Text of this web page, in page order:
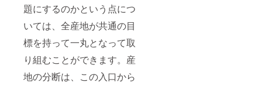
題にするのかという点につ
いては、全産地が共通の目
標を持って一丸となって取
り組むことができます。産
地の分断は、この入口から